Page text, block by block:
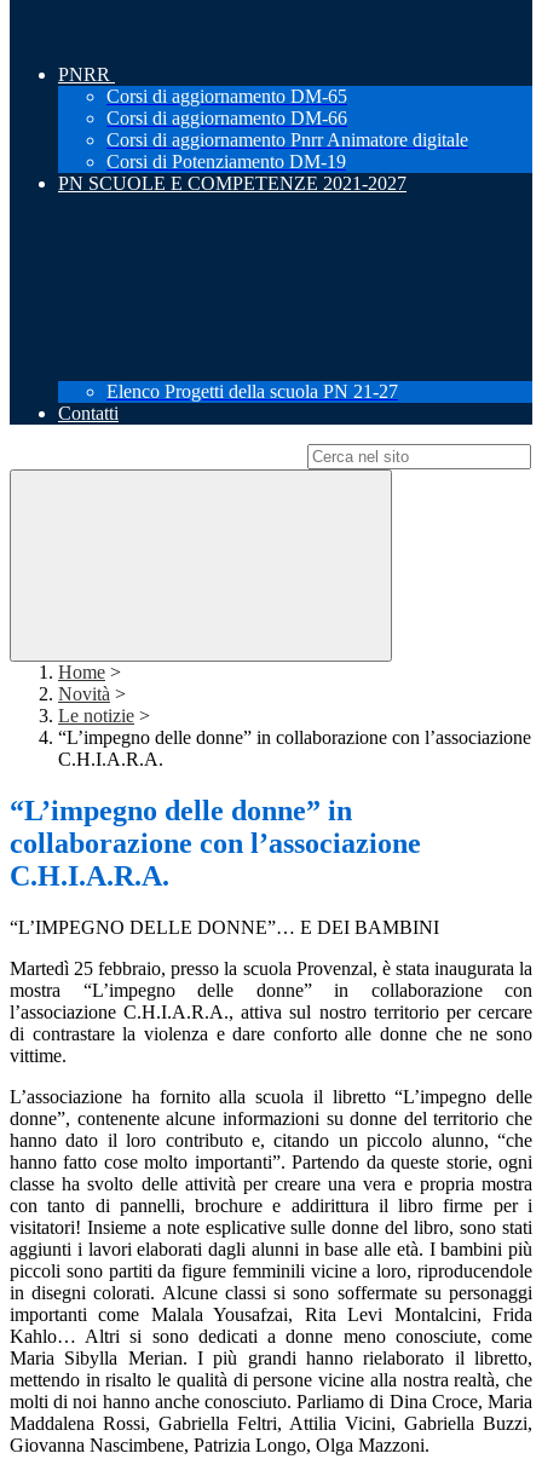
PNRR
Corsi di aggiornamento DM-65
Corsi di aggiornamento DM-66
Corsi di aggiornamento Pnrr Animatore digitale
Corsi di Potenziamento DM-19
PN SCUOLE E COMPETENZE 2021-2027
Elenco Progetti della scuola PN 21-27
Contatti
Home >
Novità >
Le notizie >
“L’impegno delle donne” in collaborazione con l’associazione
C.H.I.A.R.A.
“L’impegno delle donne” in
collaborazione con l’associazione
C.H.I.A.R.A.
“L’IMPEGNO DELLE DONNE”… E DEI BAMBINI
Martedì 25 febbraio, presso la scuola Provenzal, è stata inaugurata la
mostra “L’impegno delle donne” in collaborazione con
l’associazione C.H.I.A.R.A., attiva sul nostro territorio per cercare
di contrastare la violenza e dare conforto alle donne che ne sono
vittime.
L’associazione ha fornito alla scuola il libretto “L’impegno delle
donne”, contenente alcune informazioni su donne del territorio che
hanno dato il loro contributo e, citando un piccolo alunno, “che
hanno fatto cose molto importanti”. Partendo da queste storie, ogni
classe ha svolto delle attività per creare una vera e propria mostra
con tanto di pannelli, brochure e addirittura il libro firme per i
visitatori! Insieme a note esplicative sulle donne del libro, sono stati
aggiunti i lavori elaborati dagli alunni in base alle età. I bambini più
piccoli sono partiti da figure femminili vicine a loro, riproducendole
in disegni colorati. Alcune classi si sono soffermate su personaggi
importanti come Malala Yousafzai, Rita Levi Montalcini, Frida
Kahlo… Altri si sono dedicati a donne meno conosciute, come
Maria Sibylla Merian. I più grandi hanno rielaborato il libretto,
mettendo in risalto le qualità di persone vicine alla nostra realtà, che
molti di noi hanno anche conosciuto. Parliamo di Dina Croce, Maria
Maddalena Rossi, Gabriella Feltri, Attilia Vicini, Gabriella Buzzi,
Giovanna Nascimbene, Patrizia Longo, Olga Mazzoni.